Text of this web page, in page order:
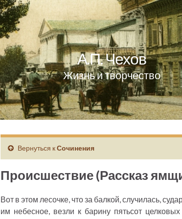
А.П. Чехов
Жизнь и творчество
Вернуться кСочинения
Происшествие (Рассказ
Вот в этом лесочке, что за балкой, случилась,
им небесное, везли к барину пятьсот